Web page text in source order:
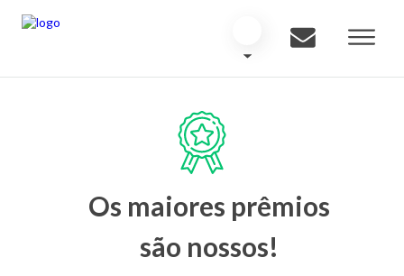
Os maiores prêmios
são nossos!